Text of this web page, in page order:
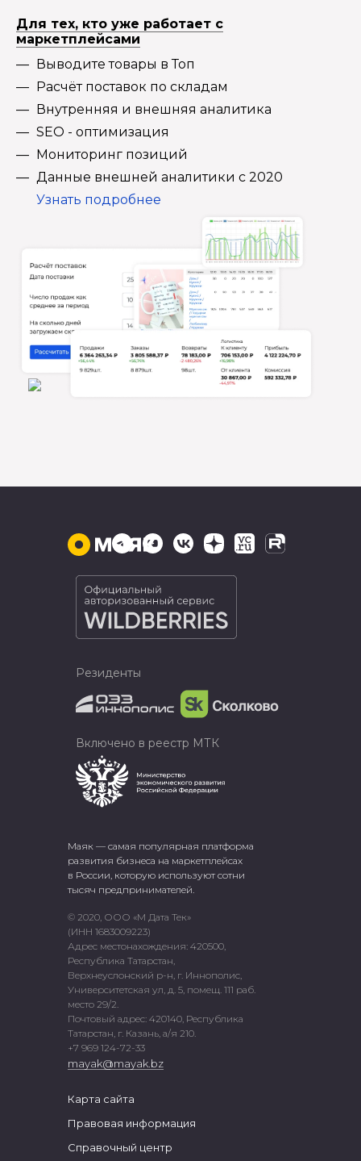
Для тех, кто уже работает с
маркетплейсами
Выводите товары в Топ
Расчёт поставок по складам
Внутренняя и внешняя аналитика
SEO - оптимизация
Мониторинг позиций
Данные внешней аналитики с 2020
Узнать подробнее
Маяк — самая популярная платформа
развития бизнеса на маркетплейсах
в России, которую используют сотни
тысяч предпринимателей.
© 2020, ООО «М Дата Тек»
(ИНН 1683009223)
Адрес местонахождения: 420500,
Республика Татарстан,
Верхнеуслонский р-н, г. Иннополис,
Университетская ул, д. 5, помещ. 111 раб.
место 29/2.
Почтовый адрес: 420140, Республика
Татарстан, г. Казань, а/я 210.
+7 969 124-72-33
mayak@mayak.bz
Карта сайта
Правовая информация
Справочный центр
Резиденты
Включено в реестр МТК